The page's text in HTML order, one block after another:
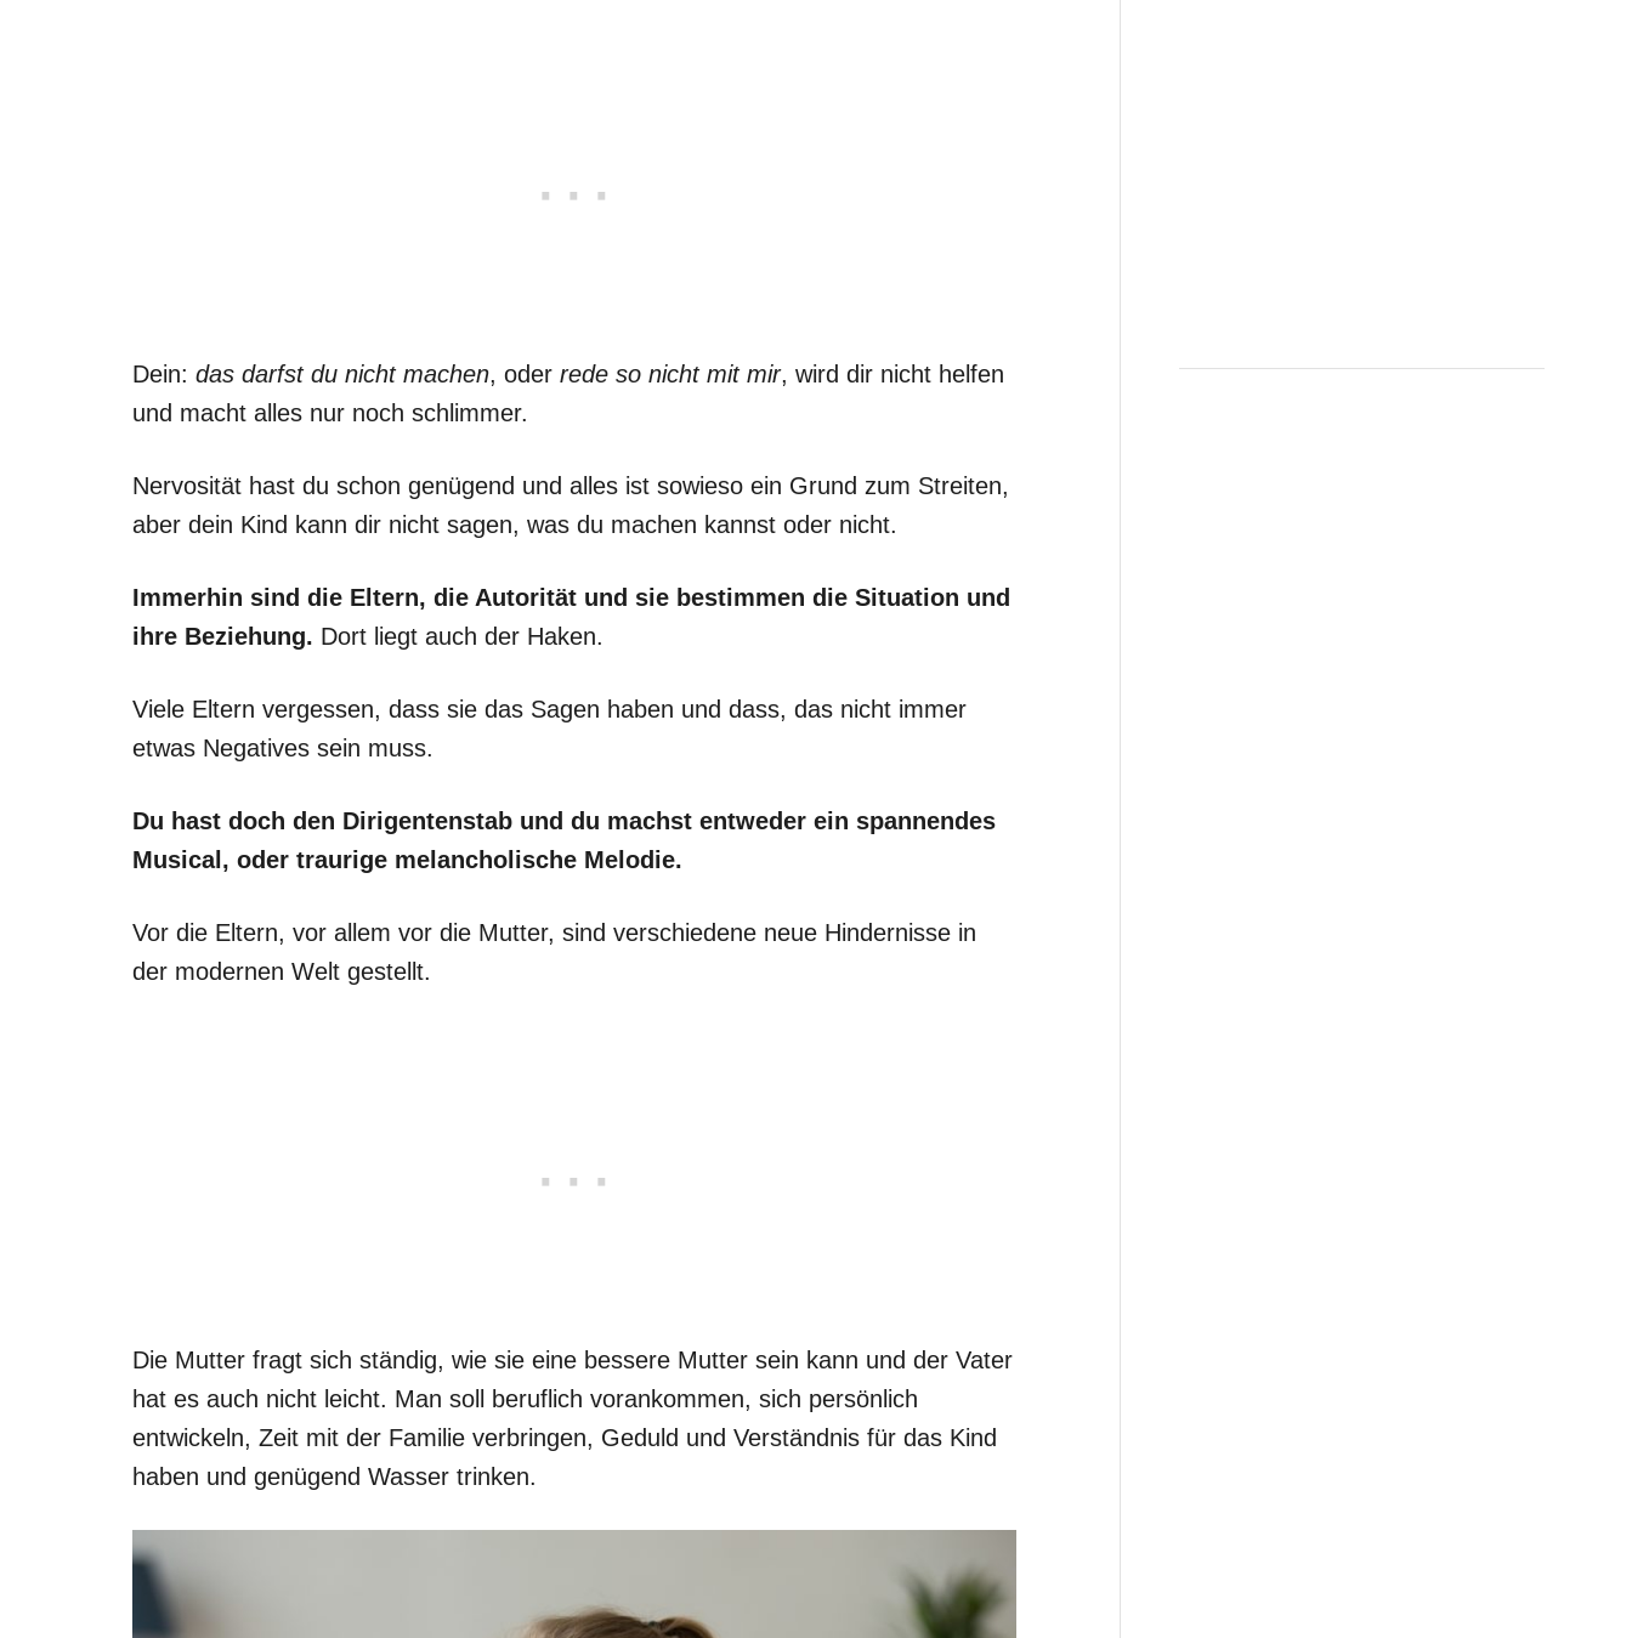
Dein: das darfst du nicht machen, oder rede so nicht mit mir, wird dir nicht helfen
und macht alles nur noch schlimmer.
Nervosität hast du schon genügend und alles ist sowieso ein Grund zum Streiten,
aber dein Kind kann dir nicht sagen, was du machen kannst oder nicht.
Immerhin sind die Eltern, die Autorität und sie bestimmen die Situation und
ihre Beziehung. Dort liegt auch der Haken.
Viele Eltern vergessen, dass sie das Sagen haben und dass, das nicht immer
etwas Negatives sein muss.
Du hast doch den Dirigentenstab und du machst entweder ein spannendes
Musical, oder traurige melancholische Melodie.
Vor die Eltern, vor allem vor die Mutter, sind verschiedene neue Hindernisse in
der modernen Welt gestellt.
Die Mutter fragt sich ständig, wie sie eine bessere Mutter sein kann und der Vater
hat es auch nicht leicht. Man soll beruflich vorankommen, sich persönlich
entwickeln, Zeit mit der Familie verbringen, Geduld und Verständnis für das Kind
haben und genügend Wasser trinken.